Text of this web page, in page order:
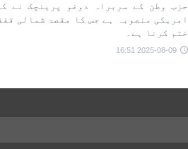
حزب وطن کے سربراہ دوغو پرینچک نے
امریکی منصوبہ ہے جس کا مقصد شمالی
ختم کرنا ہے۔
2025-08-09 16:51